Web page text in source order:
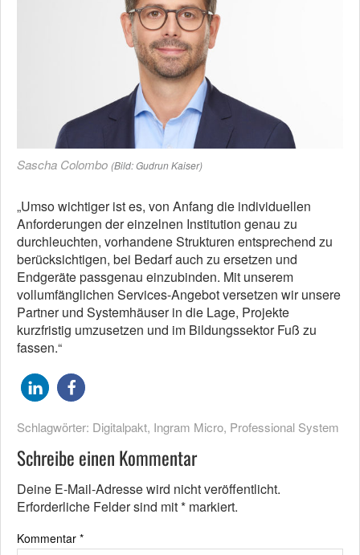
Sascha Colombo (Bild: Gudrun Kaiser)
„Umso wichtiger ist es, von Anfang die individuellen
Anforderungen der einzelnen Institution genau zu
durchleuchten, vorhandene Strukturen entsprechend zu
berücksichtigen, bei Bedarf auch zu ersetzen und
Endgeräte passgenau einzubinden. Mit unserem
vollumfänglichen Services-Angebot versetzen wir unsere
Partner und Systemhäuser in die Lage, Projekte
kurzfristig umzusetzen und im Bildungssektor Fuß zu
fassen.“
Schlagwörter: Digitalpakt, Ingram Micro, Professional System
Schreibe einen Kommentar
Deine E-Mail-Adresse wird nicht veröffentlicht.
Erforderliche Felder sind mit* markiert.
Kommentar *